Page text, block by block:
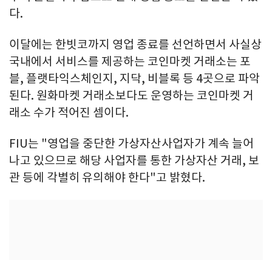
다.
이달에는 한빗코까지 영업 종료를 선언하면서 사실상
국내에서 서비스를 제공하는 코인마켓 거래소는 포
블, 플랫타익스체인지, 지닥, 비블록 등 4곳으로 파악
된다. 원화마켓 거래소보다도 운영하는 코인마켓 거
래소 수가 적어진 셈이다.
FIU는 "영업을 중단한 가상자산사업자가 계속 늘어
나고 있으므로 해당 사업자를 통한 가상자산 거래, 보
관 등에 각별히 유의해야 한다"고 밝혔다.